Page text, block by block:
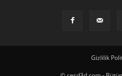
Gizlilik